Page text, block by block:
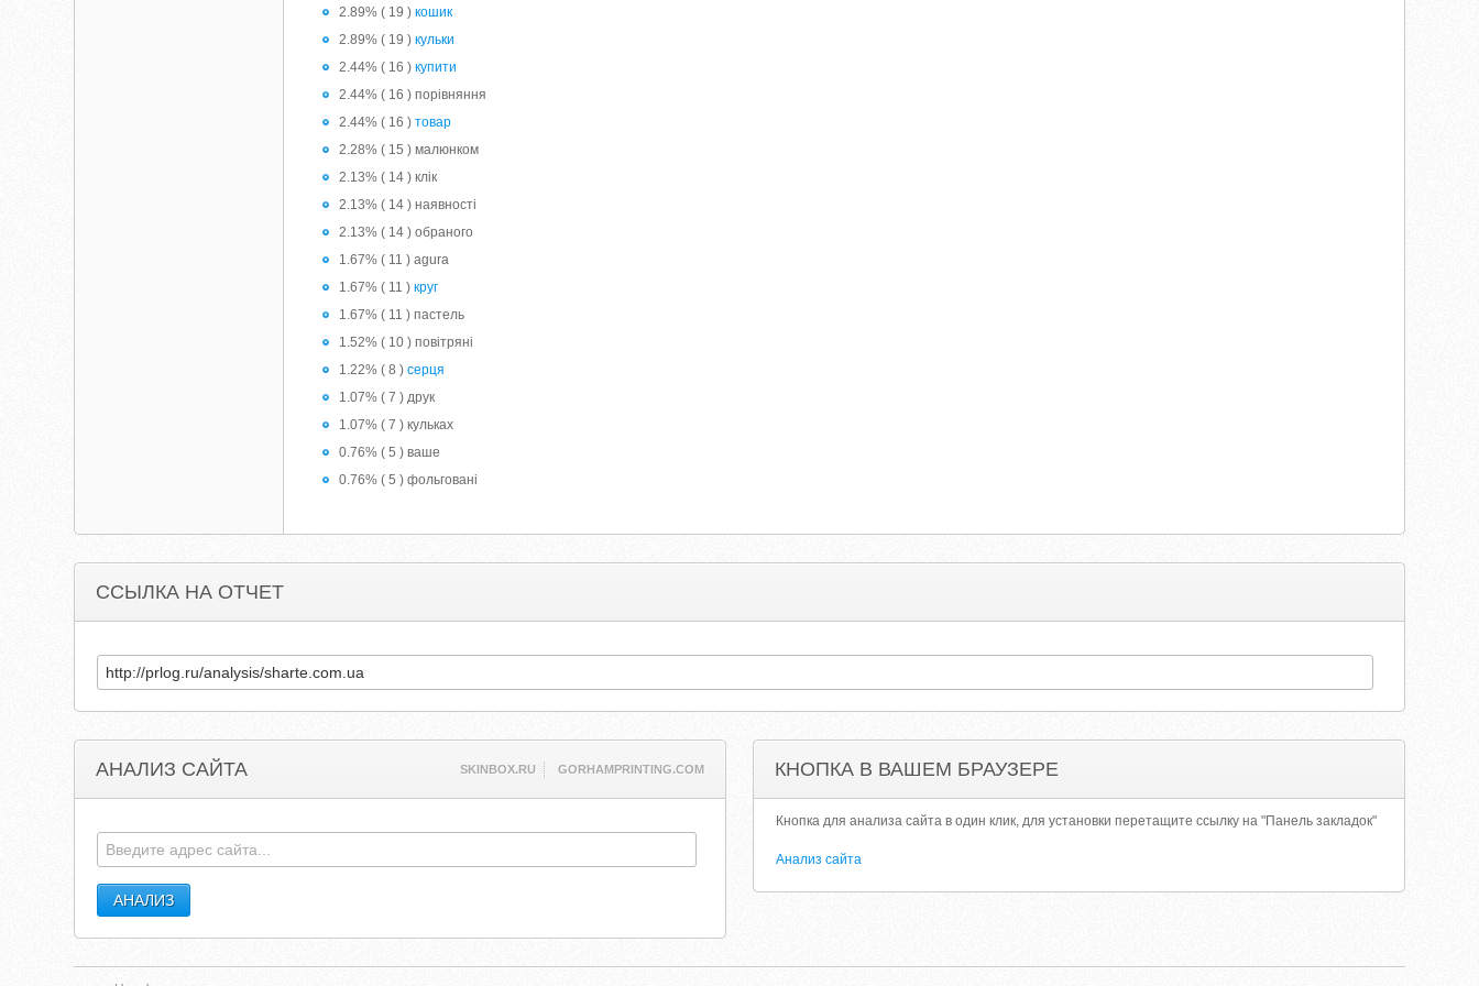
2.89% ( 19 )кошик
2.89% ( 19 )кульки
2.44% ( 16 )купити
2.44% ( 16 ) порівняння
2.44% ( 16 )товар
2.28% ( 15 ) малюнком
2.13% ( 14 ) клік
2.13% ( 14 ) наявності
2.13% ( 14 ) обраного
1.67% ( 11 ) agura
1.67% ( 11 )круг
1.67% ( 11 ) пастель
1.52% ( 10 ) повітряні
1.22% ( 8 )серця
1.07% ( 7 ) друк
1.07% ( 7 ) кульках
0.76% ( 5 ) ваше
0.76% ( 5 ) фольговані
ССЫЛКА НА ОТЧЕТ
АНАЛИЗ САЙТА SKINBOX.RU GORHAMPRINTING.COM КНОПКА В ВАШЕМ БРАУЗЕРЕ
Кнопка для анализа сайта в один клик, для установки перетащите ссылку на "Панель закладок"
Анализ сайта